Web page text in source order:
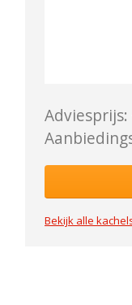
Adviesprijs:
Bekijk alle